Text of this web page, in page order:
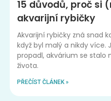
15 důvodů, proč si
akvarijní rybičky
Akvarijní rybičky zná snad
když byl malý a nikdy více.
propadl, akvárium se stalo
života.
PŘEČÍST ČLÁNEK »